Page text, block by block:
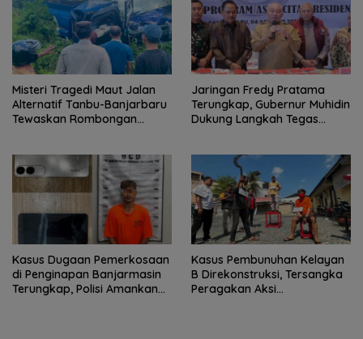
Misteri Tragedi Maut Jalan
Alternatif Tanbu-Banjarbaru
Tewaskan Rombongan
Jaringan Fredy Pratama
Terungkap, Gubernur Muhidin
Dukung Langkah Tegas
Kasus Dugaan Pemerkosaan
di Penginapan Banjarmasin
Terungkap, Polisi Amankan
Kasus Pembunuhan Kelayan
B Direkonstruksi, Tersangka
Peragakan Aksi